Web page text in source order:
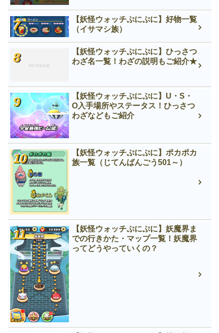
【妖怪ウォッチぷにぷに】好物一覧
（イサマシ族）
【妖怪ウォッチぷにぷに】ひっさつ
わざ名一覧！わざの説明もご紹介★
【妖怪ウォッチぷにぷに】U・S・
O入手場所やステータス！ひっさつ
わざなどもご紹介
【妖怪ウォッチぷにぷに】ポカポカ
族一覧（じてんばんごう501～）
【妖怪ウォッチぷにぷに】妖魔界ま
での行きかた・マップ一覧！妖魔界
ってどうやっていくの？